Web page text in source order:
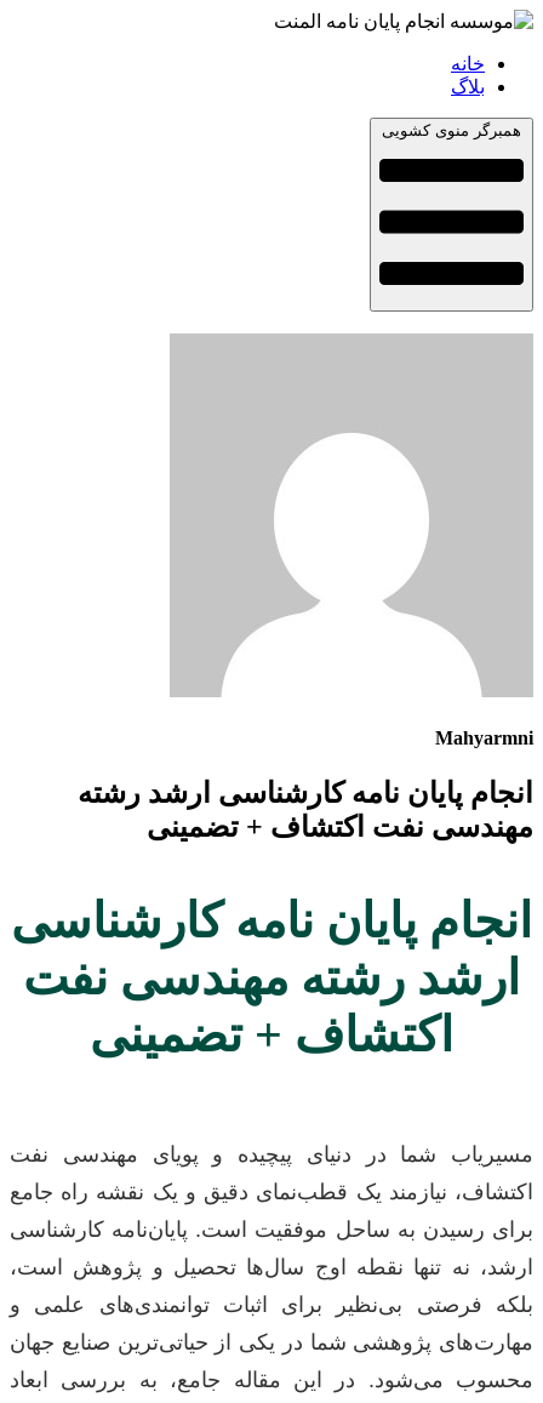
خانه
بلاگ
همبرگر منوی کشویی
Mahyarmni
انجام پایان نامه کارشناسی ارشد رشته
مهندسی نفت اکتشاف + تضمینی
انجام پایان نامه کارشناسی
ارشد رشته مهندسی نفت
اکتشاف + تضمینی
مسیریاب شما در دنیای پیچیده و پویای مهندسی نفت
اکتشاف، نیازمند یک قطب‌نمای دقیق و یک نقشه راه جامع
برای رسیدن به ساحل موفقیت است. پایان‌نامه کارشناسی
ارشد، نه تنها نقطه اوج سال‌ها تحصیل و پژوهش است،
بلکه فرصتی بی‌نظیر برای اثبات توانمندی‌های علمی و
مهارت‌های پژوهشی شما در یکی از حیاتی‌ترین صنایع جهان
محسوب می‌شود. در این مقاله جامع، به بررسی ابعاد